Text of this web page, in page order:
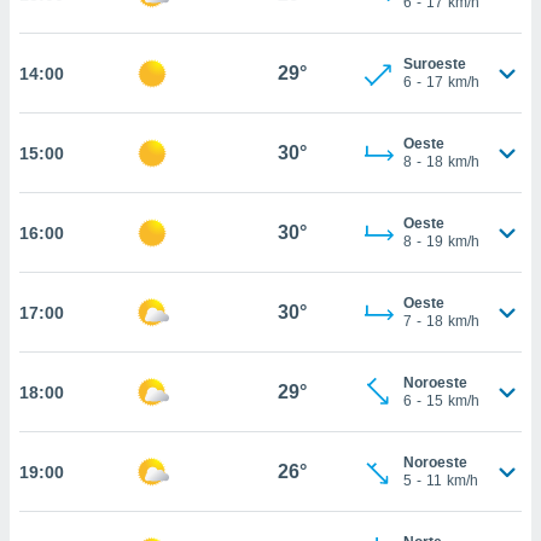
de que
sean
el sitio
para
ni para
aunque
no
abono
14:00 29°
Suroeste
6 - 17 km/h
15:00 30°
Oeste
8 - 18 km/h
16:00 30°
Oeste
8 - 19 km/h
17:00 30°
Oeste
7 - 18 km/h
18:00 29°
Noroeste
6 - 15 km/h
19:00 26°
Noroeste
5 - 11 km/h